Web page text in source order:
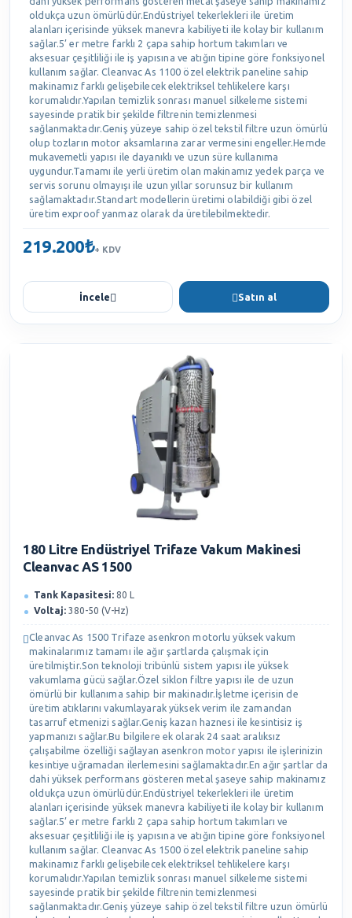
oldukça uzun ömürlüdür.Endüstriyel tekerlekleri ile üretim
alanları içerisinde yüksek manevra kabiliyeti ile kolay bir kullanım
sağlar.5’ er metre farklı 2 çapa sahip hortum takımları ve
aksesuar çeşitliliği ile iş yapısına ve atığın tipine göre fonksiyonel
kullanım sağlar. Cleanvac As 1100 özel elektrik paneline sahip
makinamız farklı gelişebilecek elektriksel tehlikelere karşı
korumalıdır.Yapılan temizlik sonrası manuel silkeleme sistemi
sayesinde pratik bir şekilde filtrenin temizlenmesi
sağlanmaktadır.Geniş yüzeye sahip özel tekstil filtre uzun ömürlü
olup tozların motor aksamlarına zarar vermesini engeller.Hemde
mukavemetli yapısı ile dayanıklı ve uzun süre kullanıma
uygundur.Tamamı ile yerli üretim olan makinamız yedek parça ve
servis sorunu olmayışı ile uzun yıllar sorunsuz bir kullanım
sağlamaktadır.Standart modellerin üretimi olabildiği gibi özel
üretim exproof yanmaz olarak da üretilebilmektedir.
219.200₺+ KDV
İncele Satın al
180 Litre Endüstriyel Trifaze Vakum Makinesi
Cleanvac AS 1500
Tank Kapasitesi: 80 L
Voltaj: 380-50 (V-Hz)
Cleanvac As 1500 Trifaze asenkron motorlu yüksek vakum
makinalarımız tamamı ile ağır şartlarda çalışmak için
üretilmiştir.Son teknoloji tribünlü sistem yapısı ile yüksek
vakumlama gücü sağlar.Özel siklon filtre yapısı ile de uzun
ömürlü bir kullanıma sahip bir makinadır.İşletme içerisin de
üretim atıklarını vakumlayarak yüksek verim ile zamandan
tasarruf etmenizi sağlar.Geniş kazan haznesi ile kesintisiz iş
yapmanızı sağlar.Bu bilgilere ek olarak 24 saat aralıksız
çalışabilme özelliği sağlayan asenkron motor yapısı ile işlerinizin
kesintiye uğramadan ilerlemesini sağlamaktadır.En ağır şartlar da
dahi yüksek performans gösteren metal şaseye sahip makinamız
oldukça uzun ömürlüdür.Endüstriyel tekerlekleri ile üretim
alanları içerisinde yüksek manevra kabiliyeti ile kolay bir kullanım
sağlar.5’ er metre farklı 2 çapa sahip hortum takımları ve
aksesuar çeşitliliği ile iş yapısına ve atığın tipine göre fonksiyonel
kullanım sağlar. Cleanvac As 1500 özel elektrik paneline sahip
makinamız farklı gelişebilecek elektriksel tehlikelere karşı
korumalıdır.Yapılan temizlik sonrası manuel silkeleme sistemi
sayesinde pratik bir şekilde filtrenin temizlenmesi
sağlanmaktadır.Geniş yüzeye sahip özel tekstil filtre uzun ömürlü